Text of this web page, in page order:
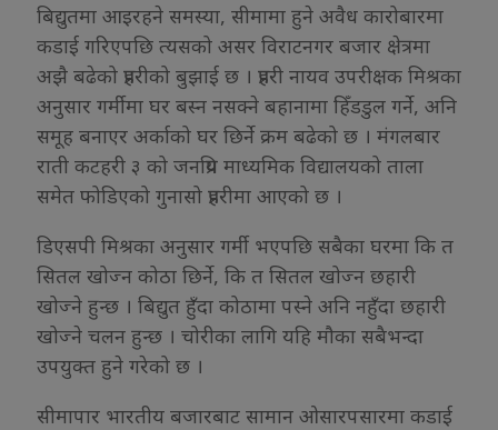
बिद्युतमा आइरहने समस्या, सीमामा हुने अवैध कारोबारमा
कडाई गरिएपछि त्यसको असर विराटनगर बजार क्षेत्रमा
अझै बढेको प्रहरीको बुझाई छ । प्रहरी नायव उपरीक्षक मिश्रका
अनुसार गर्मीमा घर बस्न नसक्ने बहानामा हिँडडुल गर्ने, अनि
समूह बनाएर अर्काको घर छिर्ने क्रम बढेको छ । मंगलबार
राती कटहरी ३ को जनप्रिय माध्यमिक विद्यालयको ताला
समेत फोडिएको गुनासो प्रहरीमा आएको छ ।
डिएसपी मिश्रका अनुसार गर्मी भएपछि सबैका घरमा कि त
सितल खोज्न कोठा छिर्ने, कि त सितल खोज्न छहारी
खोज्ने हुन्छ । बिद्युत हुँदा कोठामा पस्ने अनि नहुँदा छहारी
खोज्ने चलन हुन्छ । चोरीका लागि यहि मौका सबैभन्दा
उपयुक्त हुने गरेको छ ।
सीमापार भारतीय बजारबाट सामान ओसारपसारमा कडाई